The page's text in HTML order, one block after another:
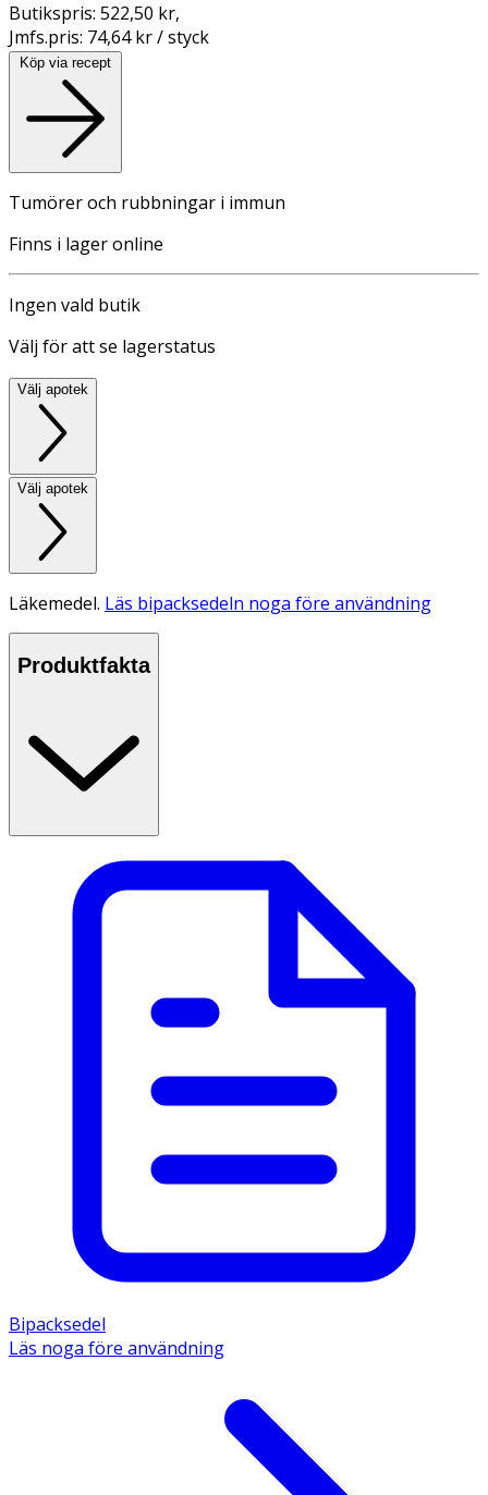
Butikspris: 522,50 kr,
Jmfs.pris: 74,64 kr / styck
Köp via recept
Tumörer och rubbningar i immun
Finns i lager online
Ingen vald butik
Välj för att se lagerstatus
Välj apotek
Välj apotek
Läkemedel. Läs bipacksedeln noga före användning
Produktfakta
Bipacksedel
Läs noga före användning